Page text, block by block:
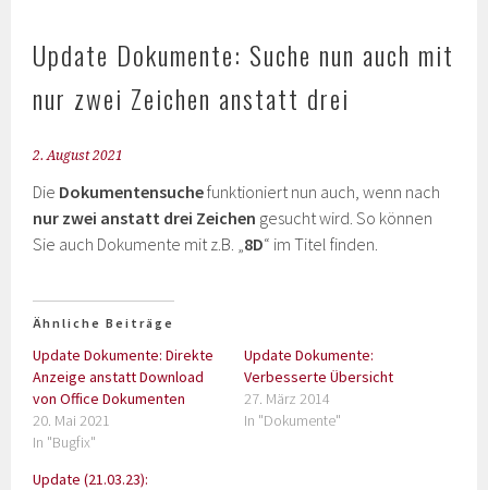
Update Dokumente: Suche nun auch mit
nur zwei Zeichen anstatt drei
2. August 2021
Die Dokumentensuchefunktioniert nun auch, wenn nach
nur zwei anstatt drei Zeichen gesucht wird. So können
Sie auch Dokumente mit z.B. „8D“ im Titel finden.
Ähnliche Beiträge
Update Dokumente: Direkte
Anzeige anstatt Download
von Office Dokumenten
20. Mai 2021
In "Bugfix"
Update Dokumente:
Verbesserte Übersicht
27. März 2014
In "Dokumente"
Update (21.03.23):